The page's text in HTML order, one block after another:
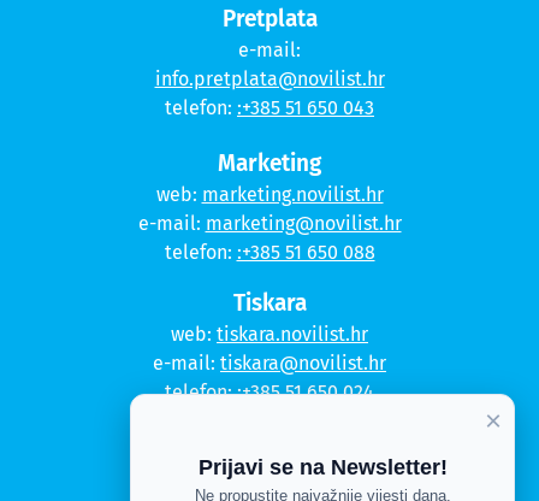
Pretplata
e-mail:
info.pretplata@novilist.hr
telefon: :+385 51 650 043
Marketing
web: marketing.novilist.hr
e-mail: marketing@novilist.hr
telefon: :+385 51 650 088
Tiskara
web: tiskara.novilist.hr
e-mail: tiskara@novilist.hr
telefon::+385 51 650 024
×
Prijavi se na Newsletter!
Ne propustite najvažnije vijesti dana.